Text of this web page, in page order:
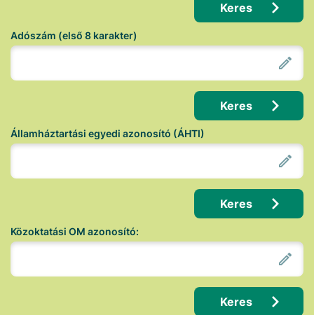
Keres
Adószám (első 8 karakter)
Keres
Államháztartási egyedi azonosító (ÁHTI)
Keres
Közoktatási OM azonosító:
Keres